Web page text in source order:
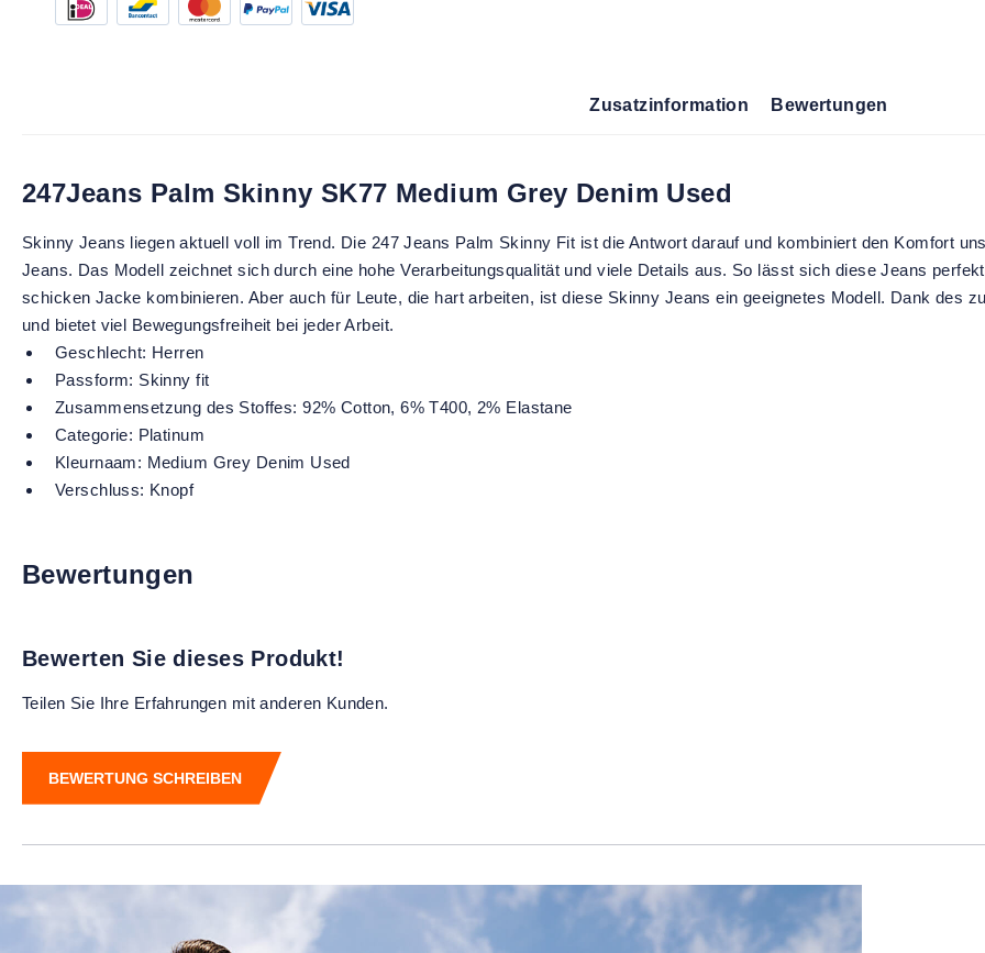
Zusatzinformation Bewertungen
247Jeans Palm Skinny SK77 Medium Grey Denim Used
Skinny Jeans liegen aktuell voll im Trend. Die 247 Jeans Palm Skinny Fit ist die Antwort darauf und kombiniert den Komfort
Jeans. Das Modell zeichnet sich durch eine hohe Verarbeitungsqualität und viele Details aus. So lässt sich diese Jeans
schicken Jacke kombinieren. Aber auch für Leute, die hart arbeiten, ist diese Skinny Jeans ein geeignetes Modell. Dank des
und bietet viel Bewegungsfreiheit bei jeder Arbeit.
Geschlecht: Herren
Passform: Skinny fit
Zusammensetzung des Stoffes:92% Cotton, 6% T400, 2% Elastane
Categorie: Platinum
Kleurnaam: Medium Grey Denim Used
Verschluss: Knopf
Bewertungen
Bewerten Sie dieses Produkt!
Teilen Sie Ihre Erfahrungen mit anderen Kunden.
BEWERTUNG SCHREIBEN